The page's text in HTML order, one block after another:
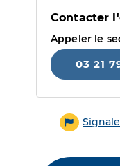
Contacter
Appeler le
03 21